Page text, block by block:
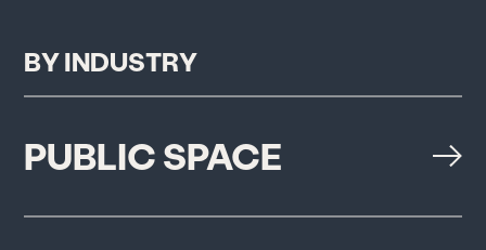
BYINDUSTRY
PUBLIC SPACE